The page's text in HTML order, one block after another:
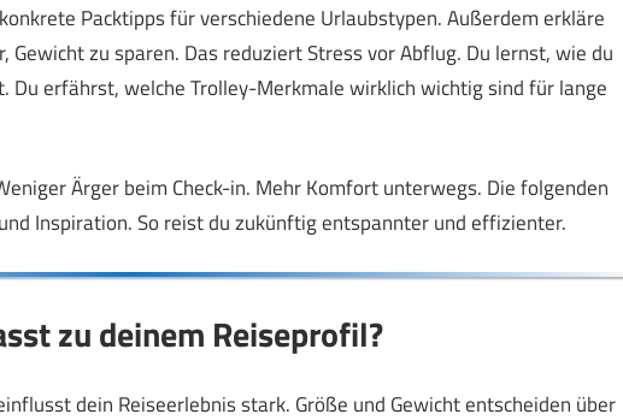
Packtipps für verschiedene Urlaubstypen. Außerdem erkläre
zu sparen. Das reduziert Stress vor Abflug. Du lernst, wie du
Du erfährst, welche Trolley-Merkmale wirklich wichtig sind für lange
Ärger beim Check-in. Mehr Komfort unterwegs. Die folgenden
Inspiration. So reist du zukünftig entspannter und effizienter.
zu deinem Reiseprofil?
dein Reiseerlebnis stark. Größe und Gewicht entscheiden über